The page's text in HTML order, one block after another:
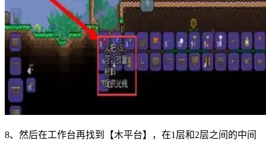
8、然后在工作台再找到【木平台】，在1层和2层之间的中间